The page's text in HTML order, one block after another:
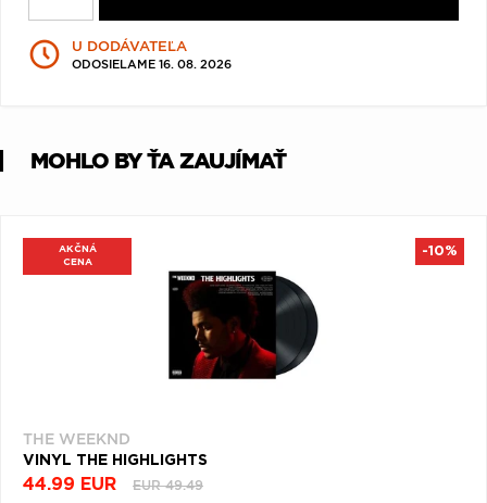
U DODÁVATEĽA
ODOSIELAME 16. 08. 2026
MOHLO BY ŤA ZAUJÍMAŤ
AKČNÁ
CENA
THE WEEKND
VINYL THE HIGHLIGHTS
44.99 EUR EUR 49.49
-10%